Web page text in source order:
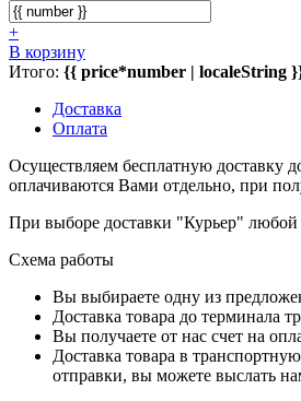
+
В корзину
Итого: {{ price*number | localeString
Доставка
Оплата
Осуществляем бесплатную доставку
оплачиваются Вами отдельно, при
При выборе доставки "Курьер" любой
Схема работы
Вы выбираете одну из
Доставка товара до терминала
Вы получаете от нас счет на
Доставка товара в
отправки, вы можете выслать